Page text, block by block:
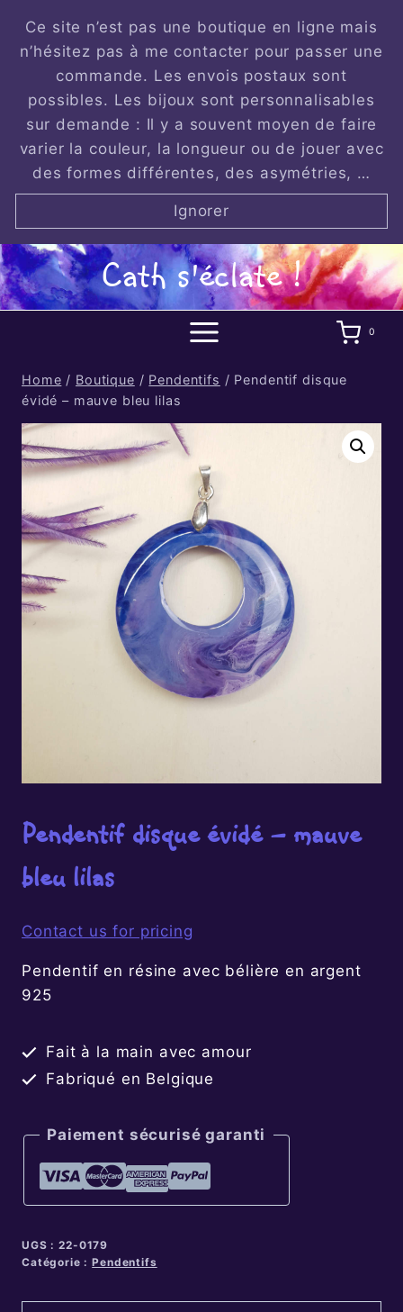
content
Ce site n’est pas une boutique en ligne mais
n’hésitez pas à me contacter pour passer une
commande. Les envois postaux sont
possibles. Les bijoux sont personnalisables
sur demande : Il y a souvent moyen de faire
varier la couleur, la longueur ou de jouer avec
des formes différentes, des asymétries, …
Ignorer
Cath s'éclate !
0
Home / Boutique / Pendentifs / Pendentif disque
évidé – mauve bleu lilas
Pendentif disque évidé – mauve
bleu lilas
Contact us for pricing
Pendentif en résine avec bélière en argent
925
Fait à la main avec amour
Fabriqué en Belgique
Paiement sécurisé garanti
UGS :22-0179
Catégorie :Pendentifs